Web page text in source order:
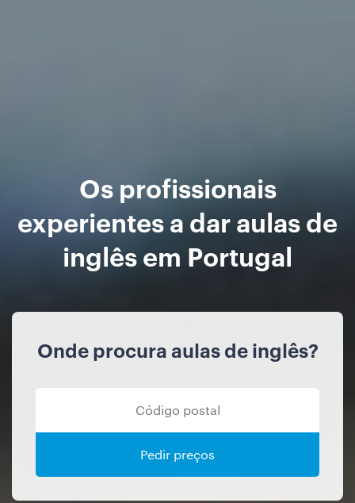
Os profissionais
experientes a dar aulas de
inglês em Portugal
Onde procura aulas de inglês?
Pedir preços